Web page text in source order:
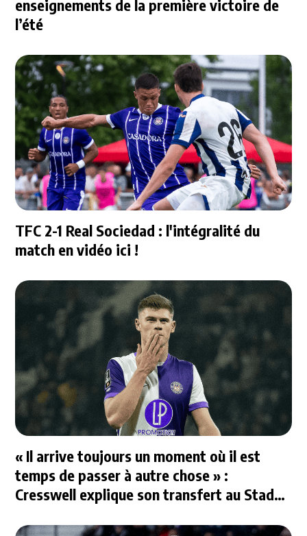
enseignements de la première victoire de
l’été
TFC 2-1 Real Sociedad : l'intégralité du
match en vidéo ici !
« Il arrive toujours un moment où il est
temps de passer à autre chose » :
Cresswell explique son transfert au Stade